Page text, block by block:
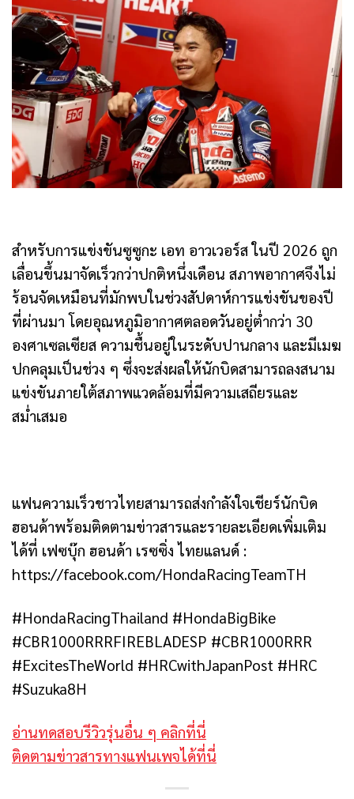
สำหรับการแข่งขันซูซูกะ เอท อาวเวอร์ส ในปี 2026 ถูก
เลื่อนขึ้นมาจัดเร็วกว่าปกติหนึ่งเดือน สภาพอากาศจึงไม่
ร้อนจัดเหมือนที่มักพบในช่วงสัปดาห์การแข่งขันของปี
ที่ผ่านมา โดยอุณหภูมิอากาศตลอดวันอยู่ต่ำกว่า 30
องศาเซลเซียส ความชื้นอยู่ในระดับปานกลาง และมีเมฆ
ปกคลุมเป็นช่วง ๆ ซึ่งจะส่งผลให้นักบิดสามารถลงสนาม
แข่งขันภายใต้สภาพแวดล้อมที่มีความเสถียรและ
สม่ำเสมอ
แฟนความเร็วชาวไทยสามารถส่งกำลังใจเชียร์นักบิด
ฮอนด้าพร้อมติดตามข่าวสารและรายละเอียดเพิ่มเติม
ได้ที่ เฟซบุ๊ก ฮอนด้า เรซซิ่ง ไทยแลนด์ :
https://facebook.com/HondaRacingTeamTH
#HondaRacingThailand #HondaBigBike
#CBR1000RRRFIREBLADESP #CBR1000RRR
#ExcitesTheWorld #HRCwithJapanPost #HRC
#Suzuka8H
อ่านทดสอบรีวิวรุ่นอื่น ๆ คลิกที่นี่
ติดตามข่าวสารทางแฟนเพจได้ที่นี่